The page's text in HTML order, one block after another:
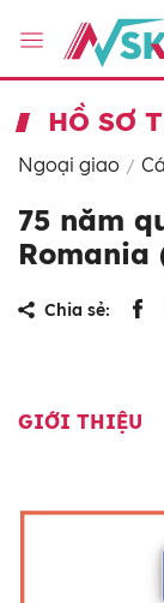
HỒ SƠ
Ngoại giao
75 năm
Romania
Chia sẻ:
GIỚI THIỆU